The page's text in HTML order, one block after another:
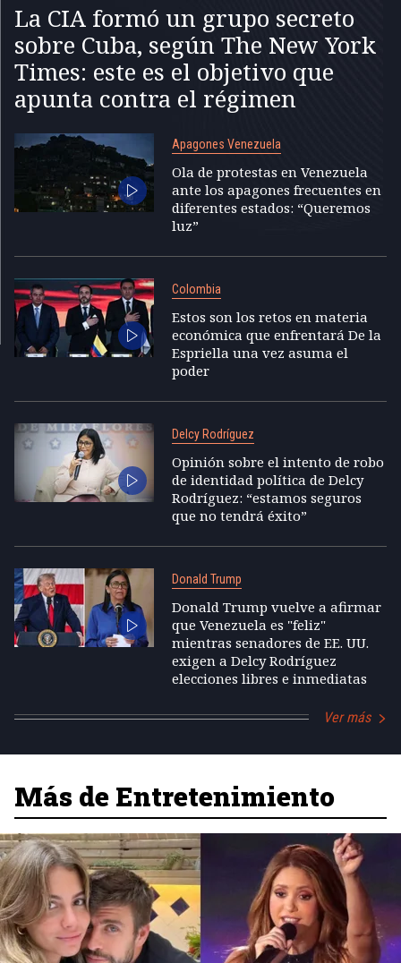
La CIA formó un grupo secreto
sobre Cuba, según The New York
Times: este es el objetivo que
apunta contra el régimen
Apagones Venezuela
Ola de protestas en Venezuela
ante los apagones frecuentes en
diferentes estados: “Queremos
luz”
Colombia
Estos son los retos en materia
económica que enfrentará De la
Espriella una vez asuma el
poder
Delcy Rodríguez
Opinión sobre el intento de robo
de identidad política de Delcy
Rodríguez: “estamos seguros
que no tendrá éxito”
Donald Trump
Donald Trump vuelve a afirmar
que Venezuela es "feliz"
mientras senadores de EE. UU.
exigen a Delcy Rodríguez
elecciones libres e inmediatas
Ver más
Más de Entretenimiento